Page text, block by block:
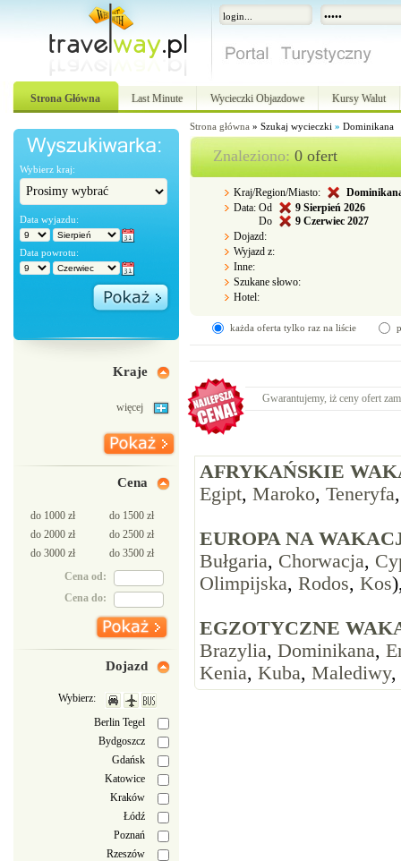
Strona Główna Last Minute Wycieczki Objazdowe Kursy Walut
Wybierz kraj:
Data wyjazdu:
Data powrotu:
Kraje
więcej
Cena
do 1000 zł
do 1500 zł
do 2000 zł
do 2500 zł
do 3000 zł
do 3500 zł
Cena od:
Cena do:
Dojazd
Wybierz:
Berlin Tegel
Bydgoszcz
Gdańsk
Katowice
Kraków
Łódź
Poznań
Rzeszów
Strona główna » Szukaj wycieczki » Dominikana
Znaleziono:0 ofert
Kraj/Region/Miasto:
Data: Od 9 Sierpień 2026
Do
9 Czerwiec 2027
Dojazd:
Wyjazd z:
Inne:
Szukane słowo:
Hotel:
każda oferta tylko raz na liście
Gwarantujemy, iż ceny ofert
AFRYKAŃSKIE
Egipt, Maroko, Teneryfa
EUROPA NA
Bułgaria, Chorwacja,
Olimpijska, Rodos, Kos
EGZOTYCZNE
Brazylia, Dominikana,
Kenia, Kuba, Malediwy,